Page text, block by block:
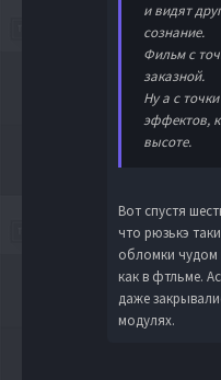
и видят
сознание.
Фильм с
заказной.
Ну а с
эффектов,
высоте.
Вот спустя
что рюзькэ
обломки чудом
как в фтльме.
даже
модулях.